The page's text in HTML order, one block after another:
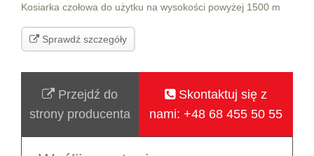
Kosiarka czołowa do użytku na wysokości powyżej 1500 m
Sprawdź szczegóły
Przejdź do
strony producenta
Skontaktuj się z
nami: +48 68 455 50 55